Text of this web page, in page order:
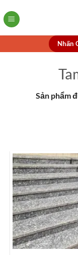
to
Nhấn
Sản phẩm